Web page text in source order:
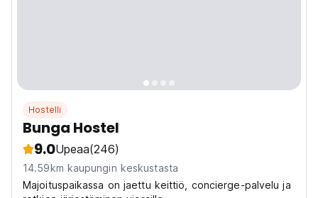
Hostelli
Bunga Hostel
9.0Upeaa(246)
14.59km kaupungin keskustasta
Majoituspaikassa on jaettu keittiö, concierge-palvelu ja